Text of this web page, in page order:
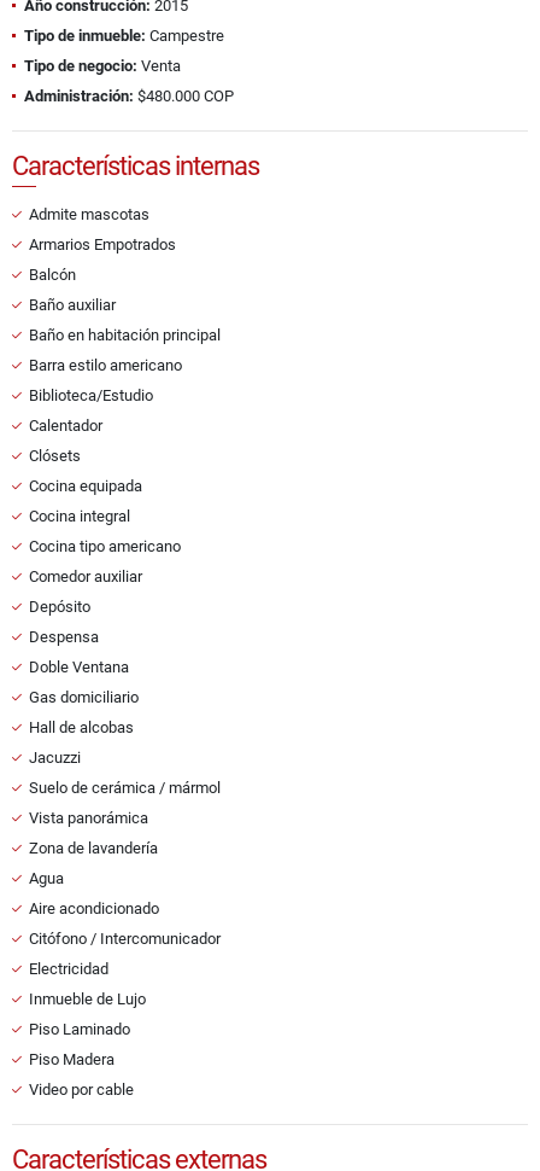
Año construcción: 2015
Tipo de inmueble: Campestre
Tipo de negocio: Venta
Administración: $480.000 COP
Características internas
Admite mascotas
Armarios Empotrados
Balcón
Baño auxiliar
Baño en habitación principal
Barra estilo americano
Biblioteca/Estudio
Calentador
Clósets
Cocina equipada
Cocina integral
Cocina tipo americano
Comedor auxiliar
Depósito
Despensa
Doble Ventana
Gas domiciliario
Hall de alcobas
Jacuzzi
Suelo de cerámica / mármol
Vista panorámica
Zona de lavandería
Agua
Aire acondicionado
Citófono / Intercomunicador
Electricidad
Inmueble de Lujo
Piso Laminado
Piso Madera
Video por cable
Características externas